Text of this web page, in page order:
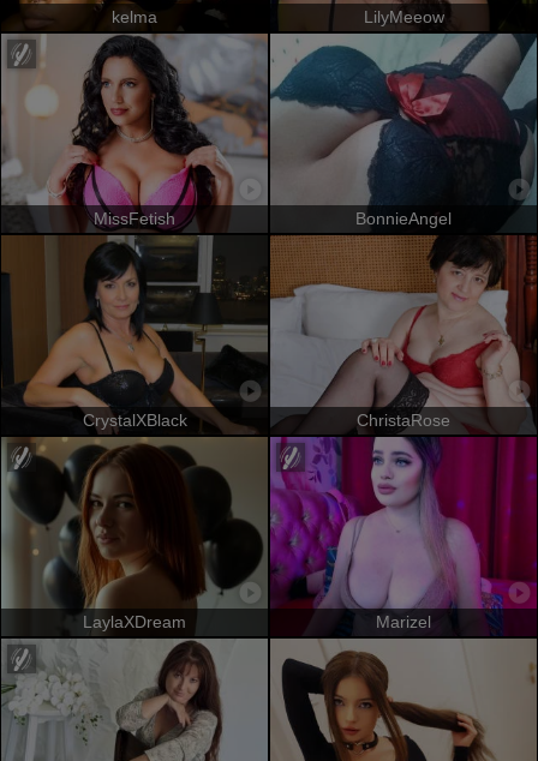
kelma LilyMeeow
MissFetish BonnieAngel
CrystalXBlack ChristaRose
LaylaXDream Marizel